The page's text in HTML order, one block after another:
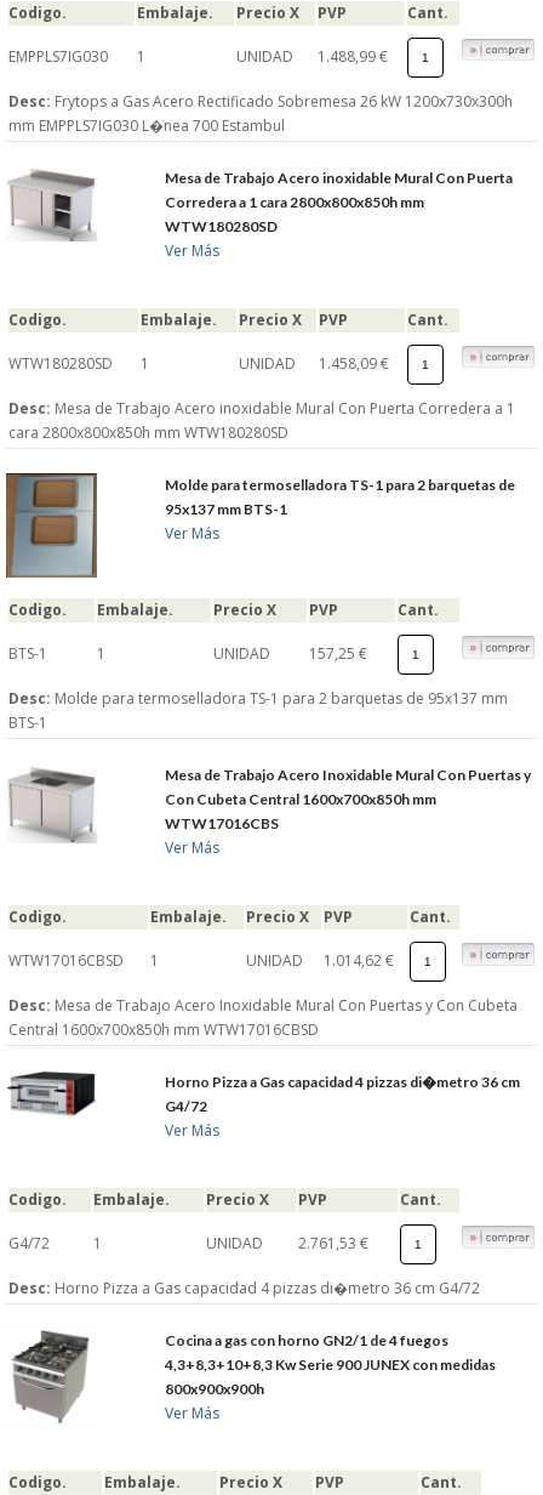
Codigo. Embalaje. Precio X PVP Cant.
EMPPLS7IG030 1 UNIDAD 1.488,99 €
Desc: Frytops a Gas Acero Rectificado Sobremesa 26 kW 1200x730x300h
mm EMPPLS7IG030 L�nea 700 Estambul
Mesa de Trabajo Acero inoxidable Mural Con Puerta
Corredera a 1 cara 2800x800x850h mm
WTW180280SD
Ver Más
Codigo. Embalaje. Precio X PVP Cant.
WTW180280SD 1 UNIDAD 1.458,09 €
Desc: Mesa de Trabajo Acero inoxidable Mural Con Puerta Corredera a 1
cara 2800x800x850h mm WTW180280SD
Molde para termoselladora TS-1 para 2 barquetas de
95x137 mm BTS-1
Ver Más
Codigo. Embalaje. Precio X PVP Cant.
BTS-1 1 UNIDAD 157,25 €
Desc: Molde para termoselladora TS-1 para 2 barquetas de 95x137 mm
BTS-1
Mesa de Trabajo Acero Inoxidable Mural Con Puertas y
Con Cubeta Central 1600x700x850h mm
WTW17016CBS
Ver Más
Codigo. Embalaje. Precio X PVP Cant.
WTW17016CBSD 1 UNIDAD 1.014,62 €
Desc: Mesa de Trabajo Acero Inoxidable Mural Con Puertas y Con Cubeta
Central 1600x700x850h mm WTW17016CBSD
Horno Pizza a Gas capacidad 4 pizzas di�metro 36 cm
G4/72
Ver Más
Codigo. Embalaje. Precio X PVP Cant.
G4/72 1 UNIDAD 2.761,53 €
Desc: Horno Pizza a Gas capacidad 4 pizzas di�metro 36 cm G4/72
Cocina a gas con horno GN2/1 de 4 fuegos
4,3+8,3+10+8,3 Kw Serie 900 JUNEX con medidas
800x900x900h
Ver Más
Codigo. Embalaje. Precio X PVP Cant.